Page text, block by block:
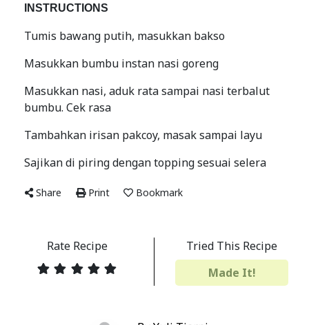
INSTRUCTIONS
Tumis bawang putih, masukkan bakso
Masukkan bumbu instan nasi goreng
Masukkan nasi, aduk rata sampai nasi terbalut
bumbu. Cek rasa
Tambahkan irisan pakcoy, masak sampai layu
Sajikan di piring dengan topping sesuai selera
Share Print Bookmark
Rate Recipe
Tried This Recipe
Made It!